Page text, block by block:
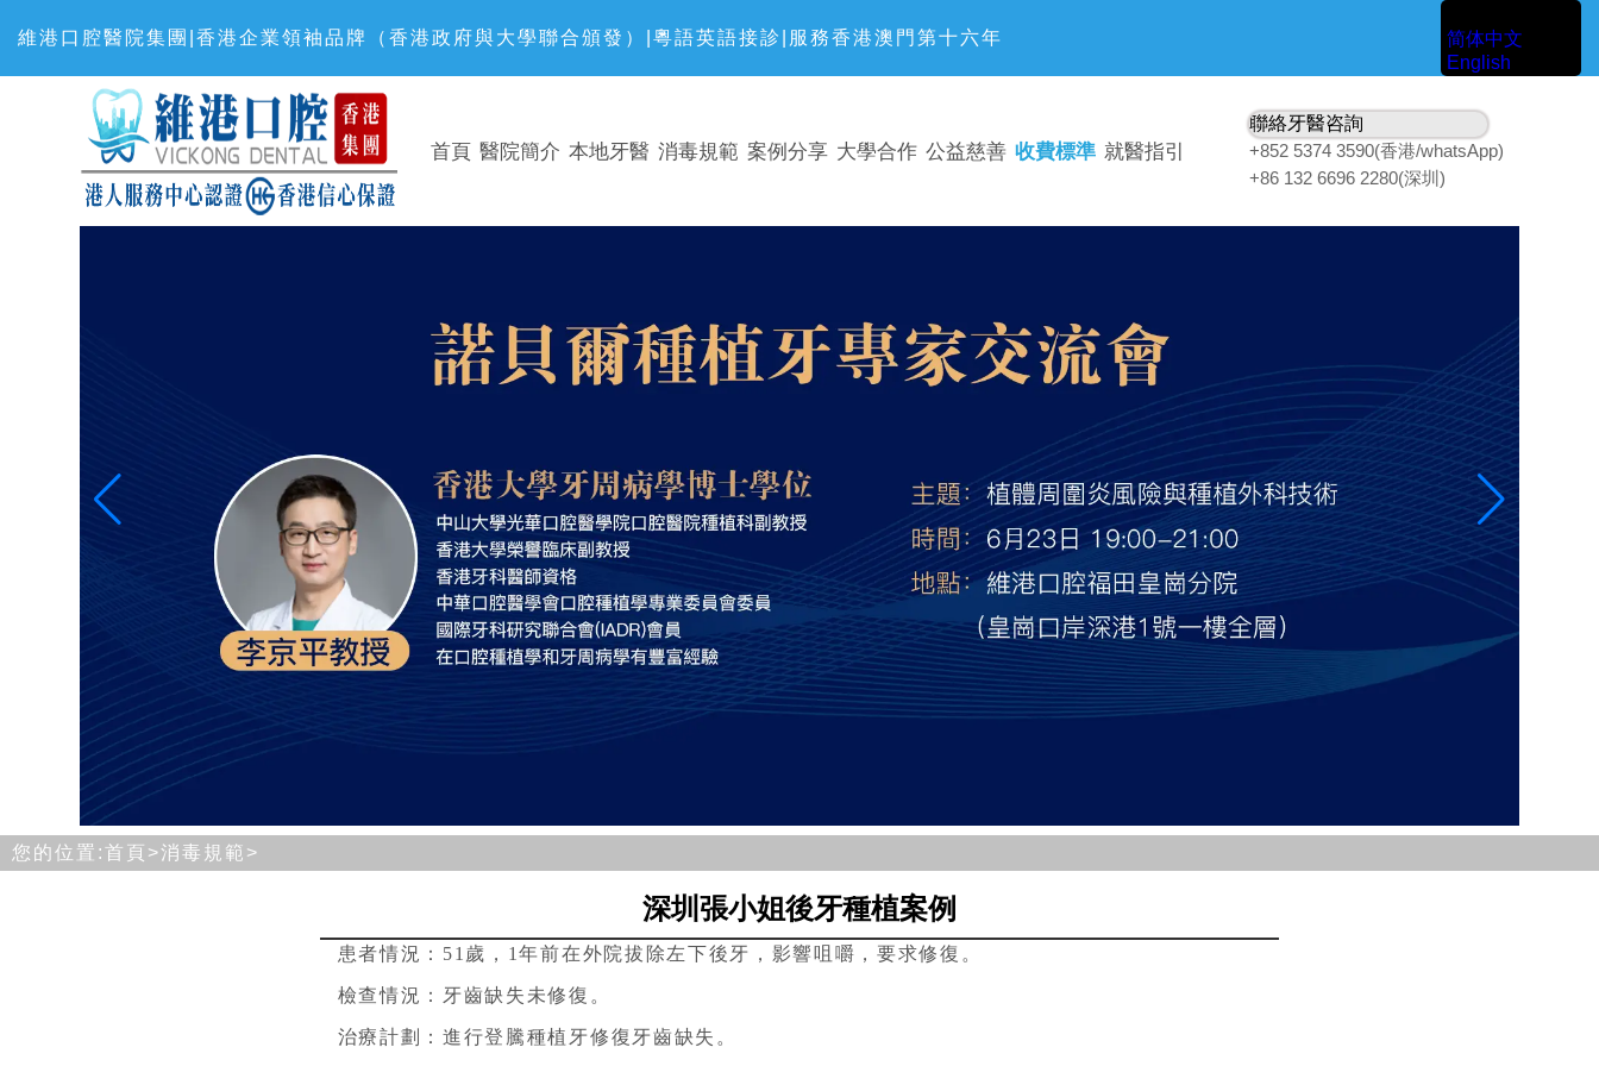
維港口腔醫院集團|香港企業領袖品牌（香港政府與大學聯合頒發）|粵語英語接診|服務香港澳門第十六年
简体中文
English
首頁 醫院簡介 本地牙醫 消毒規範 案例分享 大學合作 公益慈善 收費標準 就醫指引
聯絡牙醫咨詢
+852 5374 3590(香港/whatsApp)
+86 132 6696 2280(深圳)
您的位置:首頁>消毒規範 >
深圳張小姐後牙種植案例
患者情況：51歲，1年前在外院拔除左下後牙，影響咀嚼，要求修復。
檢查情況：牙齒缺失未修復。
治療計劃：進行登騰種植牙修復牙齒缺失。